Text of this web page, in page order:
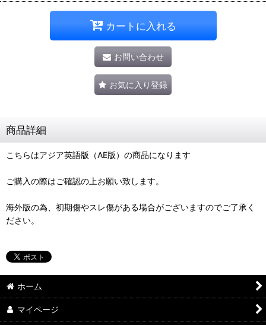
カートに入れる
お問い合わせ
お気に入り登録
商品詳細
こちらはアジア英語版（AE版）の商品になります
ご購入の際はご確認の上お願い致します。
海外版の為、初期傷やスレ傷がある場合がございますのでご了承く
ださい。
ホーム
マイページ